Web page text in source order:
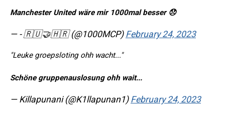
Manchester United wäre mir 1000mal besser 😞
— - 🇷🇺🤝🇭🇷 (@1000MCP) February 24, 2023
"Leuke groepsloting ohh wacht..."
Schöne gruppenauslosung ohh wait...
— Killapunani (@K1llapunan1) February 24, 2023